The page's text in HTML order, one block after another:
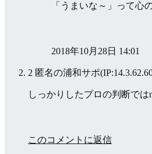
「うまいな～」って心
2018年10月28日 14:01
2 匿名の浦和サポ
しっかりしたプロの判断で
このコメントに返信